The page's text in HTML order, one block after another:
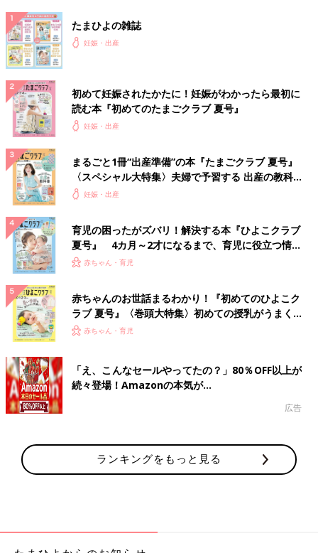
たまひよの雑誌
妊娠・出産
初めて妊娠されたかたに！妊娠がわかったら最初に
読む本『初めてのたまごクラブ 夏号』
妊娠・出産
まるごと1冊“出産準備”の本『たまごクラブ 夏号』
〈スペシャル大特集〉夫婦で予習する 出産の教科
書 妊娠・出産
育児の困ったがズバリ！解決する本『ひよこクラブ
夏号』 4カ月～2才になるまで、育児に役立つ情報
がいっぱい！
赤ちゃん・育児
赤ちゃんのお世話まるわかり！『初めてのひよこク
ラブ 夏号』〈巻頭大特集〉初めての授乳がうまく
いく！ おっぱい・ミルクの基本と夏のトラブル 解
赤ちゃん・育児
「え、こんなセールやってたの？」80％OFF以上が
続々登場！Amazonの本気が...
広告
ランキングをもっと見る